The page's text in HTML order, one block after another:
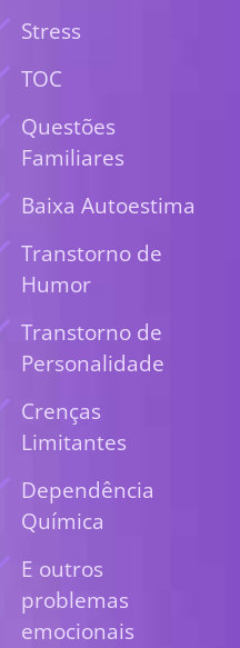
Stress
TOC
Questões
Familiares
Baixa Autoestima
Transtorno de
Humor
Transtorno de
Personalidade
Crenças
Limitantes
Dependência
Química
E outros
problemas
emocionais